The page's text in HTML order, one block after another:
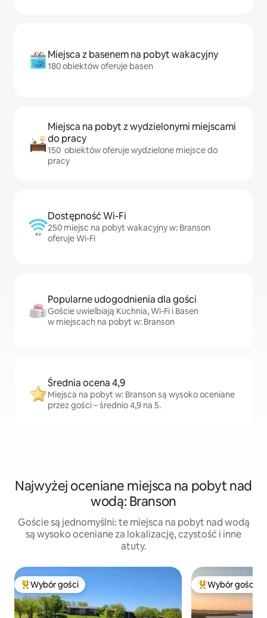
Miejsca z basenem na pobyt wakacyjny
180 obiektów oferuje basen
Miejsca na pobyt z wydzielonymi miejscami
do pracy
150 obiektów oferuje wydzielone miejsce do
pracy
Dostępność Wi-Fi
250 miejsc na pobyt wakacyjny w: Branson
oferuje Wi-Fi
Popularne udogodnienia dla gości
Goście uwielbiają Kuchnia, Wi-Fi i Basen
w miejscach na pobyt w: Branson
Średnia ocena 4,9
Miejsca na pobyt w: Branson są wysoko oceniane
przez gości – średnio 4,9 na 5.
Najwyżej oceniane miejsca na pobyt nad
wodą: Branson
Goście są jednomyślni: te miejsca na pobyt nad wodą
są wysoko oceniane za lokalizację, czystość i inne
atuty.
Najpopularniejsze z kategorii Wybór gości
Wybór gości Wybór gości